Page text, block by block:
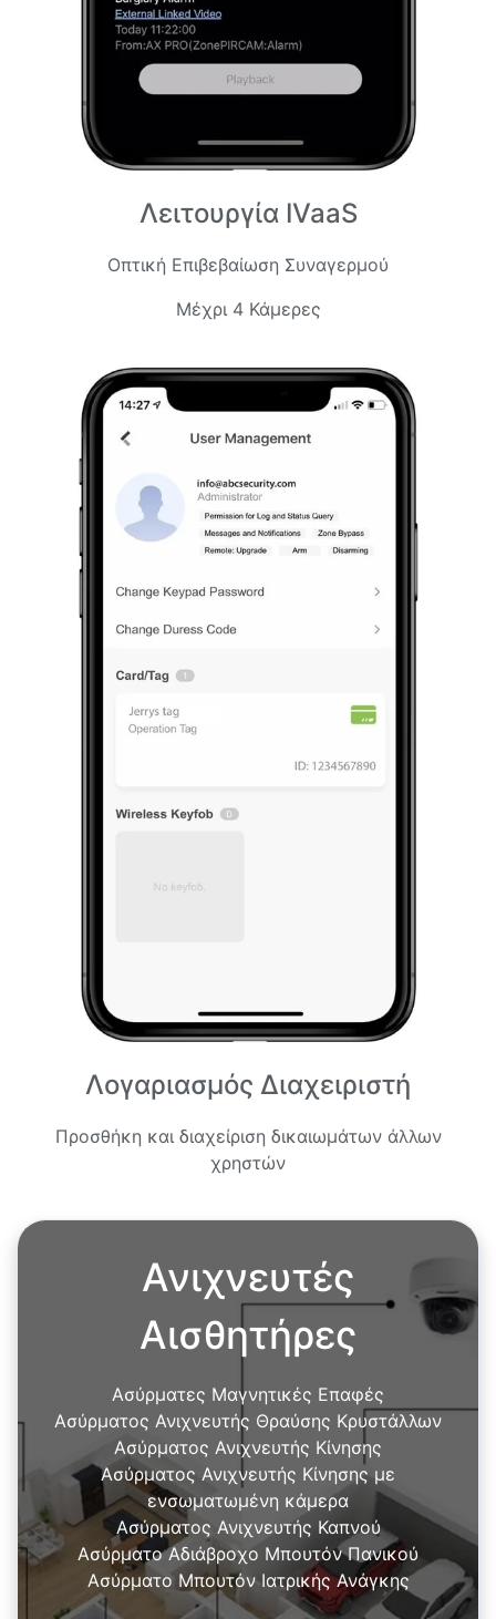
Λειτουργία IVaaS
Οπτική Επιβεβαίωση Συναγερμού
Μέχρι 4 Κάμερες
Λογαριασμός Διαχειριστή
Προσθήκη και διαχείριση δικαιωμάτων άλλων
χρηστών
Ανιχνευτές
Αισθητήρες
Ασύρματες Μαγνητικές Επαφές
Ασύρματoς Ανιχνευτής Θραύσης Κρυστάλλων
Ασύρματoς Ανιχνευτής Κίνησης
Ασύρματoς Ανιχνευτής Κίνησης με
ενσωματωμένη κάμερα
Ασύρματoς Ανιχνευτής Καπνού
Ασύρματο Αδιάβροχο Μπουτόν Πανικού
Ασύρματο Μπουτόν Ιατρικής Ανάγκης